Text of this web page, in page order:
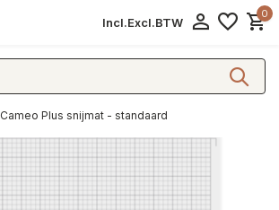
Incl.Excl.BTW
0
Cameo Plus snijmat - standaard